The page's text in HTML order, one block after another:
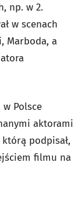
np. w 2.
w scenach
Marboda, a
Polsce
aktorami
podpisał,
filmu na